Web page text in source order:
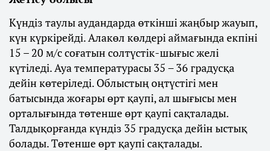
Күндіз таулы аудандарда өткінші жаңбыр жауып,
күн күркірейді. Алакөл көлдері аймағында екпіні
15 – 20 м/с соғатын солтүстік-шығыс желі
күтіледі. Ауа температурасы 35 – 36 градусқа
дейін көтеріледі. Облыстың оңтүстігі мен
батысында жоғары өрт қаупі, ал шығысы мен
орталығында төтенше өрт қаупі сақталады.
Талдықорғанда күндіз 35 градусқа дейін ыстық
болады. Төтенше өрт қаупі сақталады.